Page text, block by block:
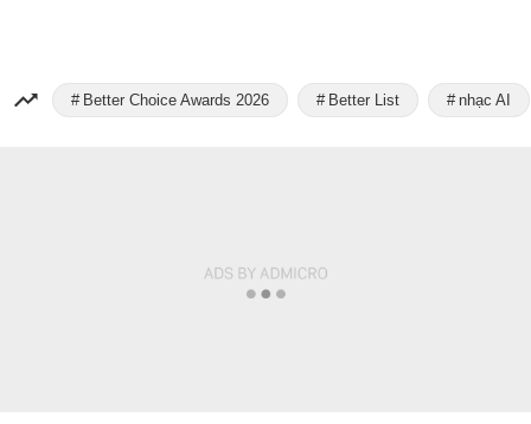
Better Choice Awards 2026 Better List nhạc AI